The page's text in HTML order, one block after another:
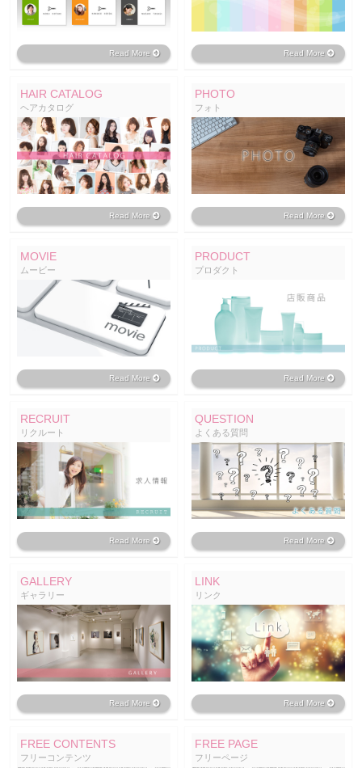
Read More Read More
HAIR CATALOG
ヘアカタログ
Read More
PHOTO
フォト
Read More
MOVIE
ムービー
Read More
PRODUCT
プロダクト
Read More
RECRUIT
リクルート
Read More
QUESTION
よくある質問
Read More
GALLERY
ギャラリー
Read More
LINK
リンク
Read More
FREE CONTENTS
フリーコンテンツ
FREE PAGE
フリーページ